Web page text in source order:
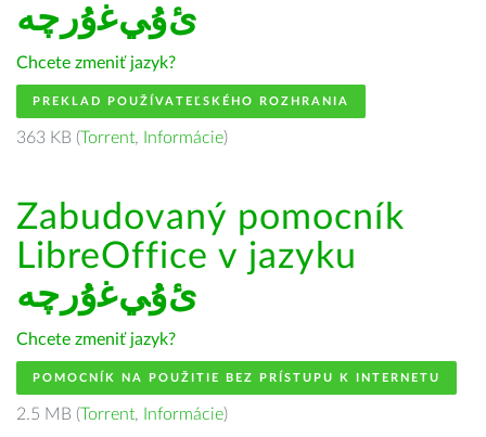
ﺉۇﻲﻏۇﺭچە
Chcete zmeniť jazyk?
PREKLAD POUŽÍVATEĽSKÉHO ROZHRANIA
363 KB (Torrent, Informácie)
Zabudovaný pomocník
LibreOffice v jazyku
ﺉۇﻲﻏۇﺭچە
Chcete zmeniť jazyk?
POMOCNÍK NA POUŽITIE BEZ PRÍSTUPU K INTERNETU
2.5 MB (Torrent, Informácie)